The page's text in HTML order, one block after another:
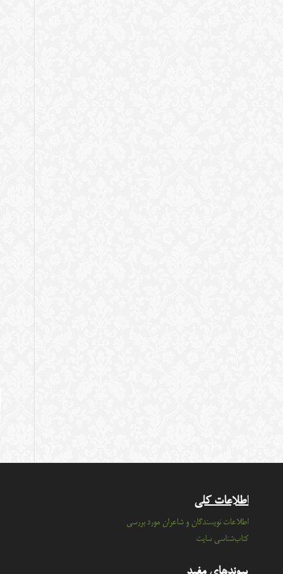
اطلاعات کلی
اطلاعات نویسندگان و شاعران مورد بررسی
کتاب‌شناسی سایت